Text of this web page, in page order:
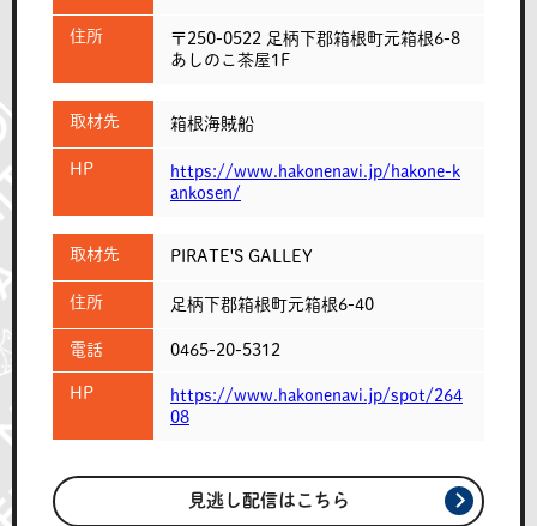
住所
〒250-0522 足柄下郡箱根町元箱根6-8
あしのこ茶屋1F
取材先 箱根海賊船
HP
https://www.hakonenavi.jp/hakone-k
ankosen/
取材先 PIRATE'S GALLEY
住所 足柄下郡箱根町元箱根6-40
電話 0465-20-5312
HP
https://www.hakonenavi.jp/spot/264
08
見逃し配信はこちら